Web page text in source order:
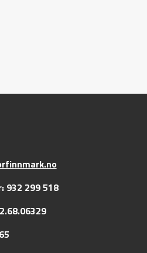
932 299 518